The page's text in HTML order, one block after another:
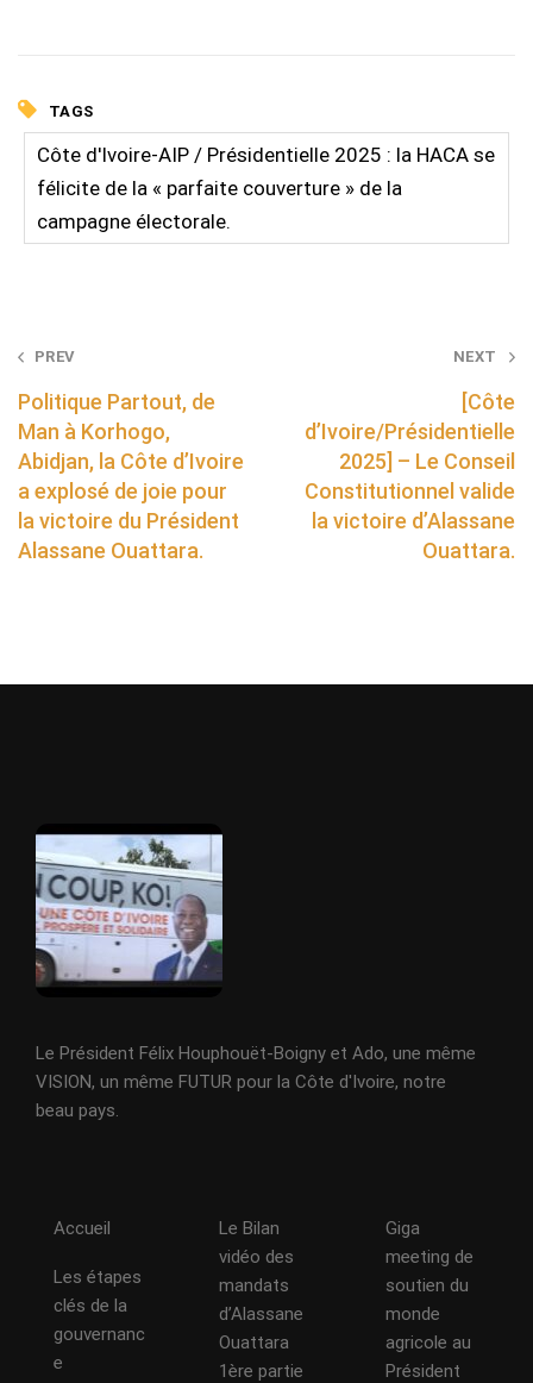
TAGS
Côte d'Ivoire-AIP / Présidentielle 2025 : la HACA se
félicite de la « parfaite couverture » de la
campagne électorale.
Post
navigation
PREV
Politique Partout, de
Man à Korhogo,
Abidjan, la Côte d’Ivoire
a explosé de joie pour
la victoire du Président
Alassane Ouattara.
NEXT
[Côte
d’Ivoire/Présidentielle
2025] – Le Conseil
Constitutionnel valide
la victoire d’Alassane
Ouattara.
Le Président Félix Houphouët-Boigny et Ado, une même
VISION, un même FUTUR pour la Côte d'Ivoire, notre
beau pays.
Accueil
Les étapes
clés de la
gouvernanc
e
Le Bilan
vidéo des
mandats
d’Alassane
Ouattara
1ère partie
Giga
meeting de
soutien du
monde
agricole au
Président